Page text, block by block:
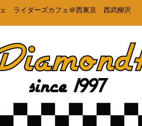
ライダーズカフェ＠西東京 西武柳沢